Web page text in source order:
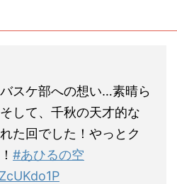
スケ部への想い…素晴ら
して、千秋の天才的な
た回でした！やっとク
#あひるの空